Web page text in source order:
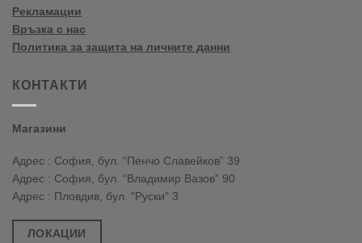
Рекламации
Връзка с нас
Политика за защита на личните данни
КОНТАКТИ
Магазини
Адрес : София, бул. “Пенчо Славейков” 39
Адрес : София, бул. “Владимир Вазов” 90
Адрес : Пловдив, бул. "Руски" 3
ЛОКАЦИИ